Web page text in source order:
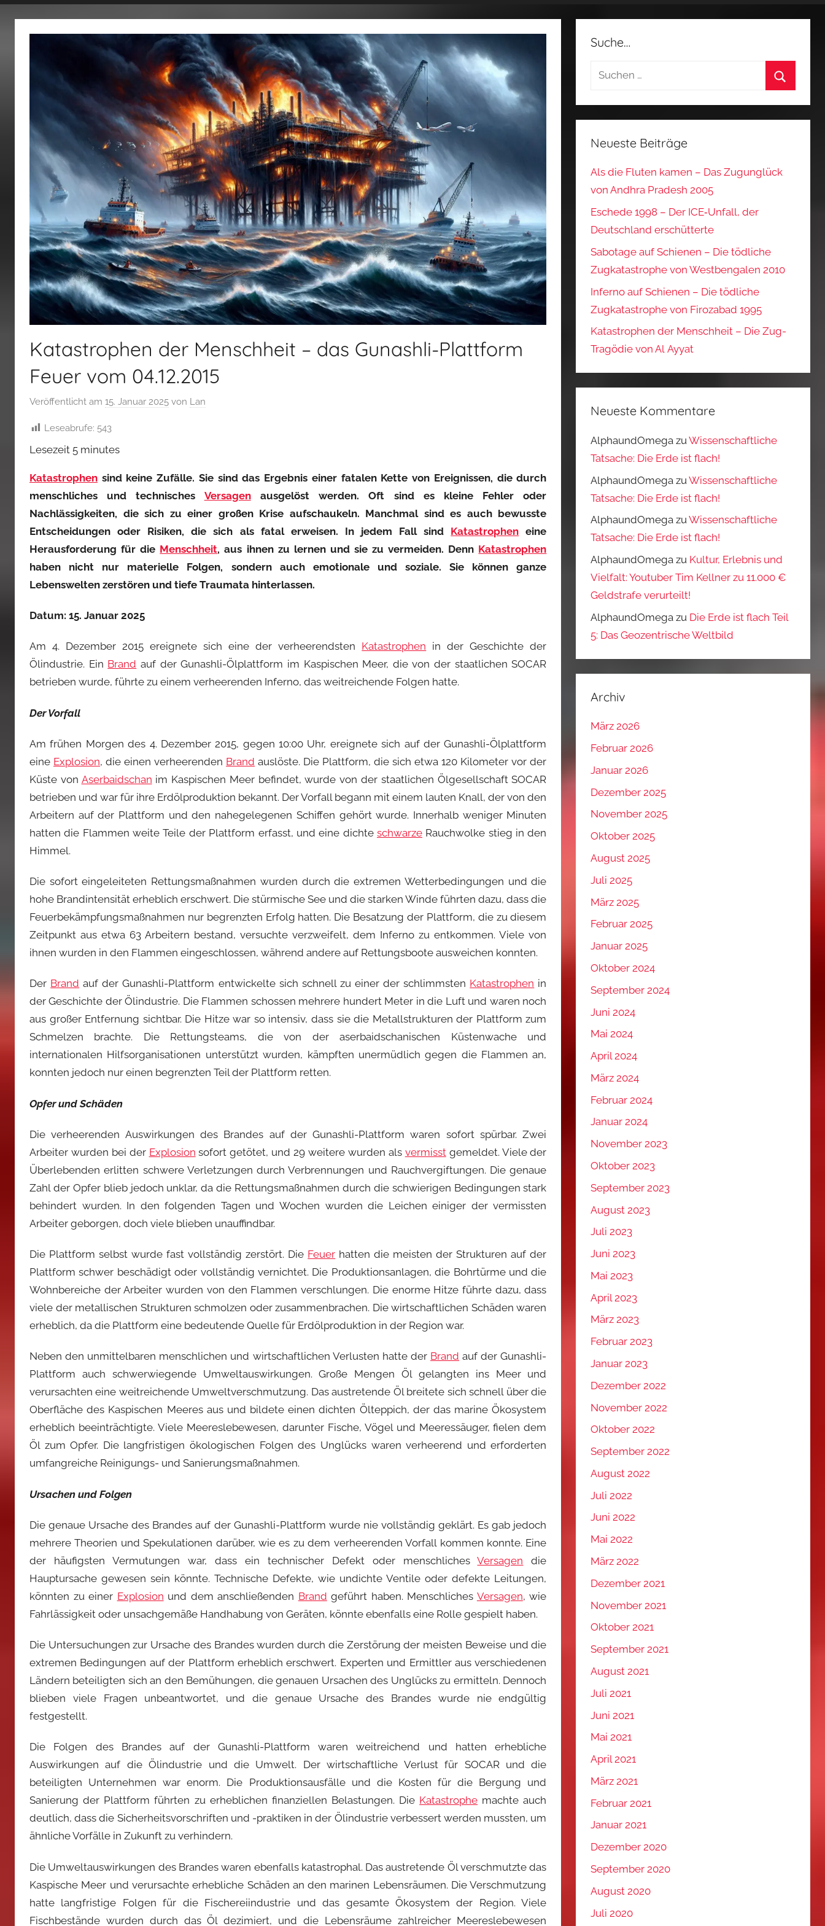
fertig…!
Katastrophen der Menschheit – das Gunashli-Plattform
Feuer vom 04.12.2015
Veröffentlicht am 15. Januar 2025 von Lan
Leseabrufe: 543
Lesezeit 5 minutes
Katastrophen sind keine Zufälle. Sie sind das Ergebnis einer fatalen Kette von Ereignissen, die durch
menschliches und technisches Versagenausgelöst werden. Oft sind es kleine Fehler oder
Nachlässigkeiten, die sich zu einer großen Krise aufschaukeln. Manchmal sind es auch bewusste
Entscheidungen oder Risiken, die sich als fatal erweisen. In jedem Fall sind Katastrophen eine
Herausforderung für die Menschheit, aus ihnen zu lernen und sie zu vermeiden. Denn Katastrophen
haben nicht nur materielle Folgen, sondern auch emotionale und soziale. Sie können ganze
Lebenswelten zerstören und tiefe Traumata hinterlassen.
Datum: 15. Januar 2025
Am 4. Dezember 2015 ereignete sich eine der verheerendsten Katastrophen in der Geschichte der
Ölindustrie. Ein Brand auf der Gunashli-Ölplattform im Kaspischen Meer, die von der staatlichen SOCAR
betrieben wurde, führte zu einem verheerenden Inferno, das weitreichende Folgen hatte.
Der Vorfall
Am frühen Morgen des 4. Dezember 2015, gegen 10:00 Uhr, ereignete sich auf der Gunashli-Ölplattform
eine Explosion, die einen verheerenden Brand auslöste. Die Plattform, die sich etwa 120 Kilometer vor der
Küste von Aserbaidschan im Kaspischen Meer befindet, wurde von der staatlichen Ölgesellschaft SOCAR
betrieben und war für ihre Erdölproduktion bekannt. Der Vorfall begann mit einem lauten Knall, der von den
Arbeitern auf der Plattform und den nahegelegenen Schiffen gehört wurde. Innerhalb weniger Minuten
hatten die Flammen weite Teile der Plattform erfasst, und eine dichte schwarzeRauchwolke stieg in den
Himmel.
Die sofort eingeleiteten Rettungsmaßnahmen wurden durch die extremen Wetterbedingungen und die
hohe Brandintensität erheblich erschwert. Die stürmische See und die starken Winde führten dazu, dass die
Feuerbekämpfungsmaßnahmen nur begrenzten Erfolg hatten. Die Besatzung der Plattform, die zu diesem
Zeitpunkt aus etwa 63 Arbeitern bestand, versuchte verzweifelt, dem Inferno zu entkommen. Viele von
ihnen wurden in den Flammen eingeschlossen, während andere auf Rettungsboote ausweichen konnten.
Der Brand auf der Gunashli-Plattform entwickelte sich schnell zu einer der schlimmsten Katastrophen in
der Geschichte der Ölindustrie. Die Flammen schossen mehrere hundert Meter in die Luft und waren noch
aus großer Entfernung sichtbar. Die Hitze war so intensiv, dass sie die Metallstrukturen der Plattform zum
Schmelzen brachte. Die Rettungsteams, die von der aserbaidschanischen Küstenwache und
internationalen Hilfsorganisationen unterstützt wurden, kämpften unermüdlich gegen die Flammen an,
konnten jedoch nur einen begrenzten Teil der Plattform retten.
Opfer und Schäden
Die verheerenden Auswirkungen des Brandes auf der Gunashli-Plattform waren sofort spürbar. Zwei
Arbeiter wurden bei der Explosion sofort getötet, und 29 weitere wurden als vermisstgemeldet. Viele der
Überlebenden erlitten schwere Verletzungen durch Verbrennungen und Rauchvergiftungen. Die genaue
Zahl der Opfer blieb jedoch unklar, da die Rettungsmaßnahmen durch die schwierigen Bedingungen stark
behindert wurden. In den folgenden Tagen und Wochen wurden die Leichen einiger der vermissten
Arbeiter geborgen, doch viele blieben unauffindbar.
Die Plattform selbst wurde fast vollständig zerstört. Die Feuer hatten die meisten der Strukturen auf der
Plattform schwer beschädigt oder vollständig vernichtet. Die Produktionsanlagen, die Bohrtürme und die
Wohnbereiche der Arbeiter wurden von den Flammen verschlungen. Die enorme Hitze führte dazu, dass
viele der metallischen Strukturen schmolzen oder zusammenbrachen. Die wirtschaftlichen Schäden waren
erheblich, da die Plattform eine bedeutende Quelle für Erdölproduktion in der Region war.
Neben den unmittelbaren menschlichen und wirtschaftlichen Verlusten hatte der Brand auf der Gunashli-
Plattform auch schwerwiegende Umweltauswirkungen. Große Mengen Öl gelangten ins Meer und
verursachten eine weitreichende Umweltverschmutzung. Das austretende Öl breitete sich schnell über die
Oberfläche des Kaspischen Meeres aus und bildete einen dichten Ölteppich, der das marine Ökosystem
erheblich beeinträchtigte. Viele Meereslebewesen, darunter Fische, Vögel und Meeressäuger, fielen dem
Öl zum Opfer. Die langfristigen ökologischen Folgen des Unglücks waren verheerend und erforderten
umfangreiche Reinigungs- und Sanierungsmaßnahmen.
Ursachen und Folgen
Die genaue Ursache des Brandes auf der Gunashli-Plattform wurde nie vollständig geklärt. Es gab jedoch
mehrere Theorien und Spekulationen darüber, wie es zu dem verheerenden Vorfall kommen konnte. Eine
der häufigsten Vermutungen war, dass ein technischer Defekt oder menschlichesVersagen die
Hauptursache gewesen sein könnte. Technische Defekte, wie undichte Ventile oder defekte Leitungen,
könnten zu einer Explosion und dem anschließenden Brand geführt haben. Menschliches Versagen, wie
Fahrlässigkeit oder unsachgemäße Handhabung von Geräten, könnte ebenfalls eine Rolle gespielt haben.
Die Untersuchungen zur Ursache des Brandes wurden durch die Zerstörung der meisten Beweise und die
extremen Bedingungen auf der Plattform erheblich erschwert. Experten und Ermittler aus verschiedenen
Ländern beteiligten sich an den Bemühungen, die genauen Ursachen des Unglücks zu ermitteln. Dennoch
blieben viele Fragen unbeantwortet, und die genaue Ursache des Brandes wurde nie endgültig
festgestellt.
Die Folgen des Brandes auf der Gunashli-Plattform waren weitreichend und hatten erhebliche
Auswirkungen auf die Ölindustrie und die Umwelt. Der wirtschaftliche Verlust für SOCAR und die
beteiligten Unternehmen war enorm. Die Produktionsausfälle und die Kosten für die Bergung und
Sanierung der Plattform führten zu erheblichen finanziellen Belastungen. Die Katastrophe machte auch
deutlich, dass die Sicherheitsvorschriften und -praktiken in der Ölindustrie verbessert werden mussten, um
ähnliche Vorfälle in Zukunft zu verhindern.
Die Umweltauswirkungen des Brandes waren ebenfalls katastrophal. Das austretende Öl verschmutzte das
Kaspische Meer und verursachte erhebliche Schäden an den marinen Lebensräumen. Die Verschmutzung
hatte langfristige Folgen für die Fischereiindustrie und das gesamte Ökosystem der Region. Viele
Fischbestände wurden durch das Öl dezimiert, und die Lebensräume zahlreicher Meereslebewesen
Suche…
Suchen
Neueste Beiträge
Als die Fluten kamen – Das Zugunglück
von Andhra Pradesh 2005
Eschede 1998 – Der ICE‑Unfall, der
Deutschland erschütterte
Sabotage auf Schienen – Die tödliche
Zugkatastrophe von Westbengalen 2010
Inferno auf Schienen – Die tödliche
Zugkatastrophe von Firozabad 1995
Katastrophen der Menschheit – Die Zug-
Tragödie von Al Ayyat
Neueste Kommentare
AlphaundOmega zuWissenschaftliche
Tatsache: Die Erde ist flach!
AlphaundOmega zuWissenschaftliche
Tatsache: Die Erde ist flach!
AlphaundOmega zuWissenschaftliche
Tatsache: Die Erde ist flach!
AlphaundOmega zu Kultur, Erlebnis und
Vielfalt: Youtuber Tim Kellner zu 11.000 €
Geldstrafe verurteilt!
AlphaundOmega zu Die Erde ist flach Teil
5: Das Geozentrische Weltbild
Archiv
März 2026
Februar 2026
Januar 2026
Dezember 2025
November 2025
Oktober 2025
August 2025
Juli 2025
März 2025
Februar 2025
Januar 2025
Oktober 2024
September 2024
Juni 2024
Mai 2024
April 2024
März 2024
Februar 2024
Januar 2024
November 2023
Oktober 2023
September 2023
August 2023
Juli 2023
Juni 2023
Mai 2023
April 2023
März 2023
Februar 2023
Januar 2023
Dezember 2022
November 2022
Oktober 2022
September 2022
August 2022
Juli 2022
Juni 2022
Mai 2022
März 2022
Dezember 2021
November 2021
Oktober 2021
September 2021
August 2021
Juli 2021
Juni 2021
Mai 2021
April 2021
März 2021
Februar 2021
Januar 2021
Dezember 2020
September 2020
August 2020
Juli 2020